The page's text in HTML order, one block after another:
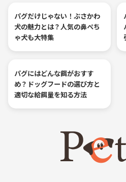
パグだけじゃない！ぶさかわ
犬の魅力とは？人気の鼻ぺち
ゃ犬も大特集
パグにはどんな餌がおすす
め？ドッグフードの選び方と
適切な給餌量を知る方法